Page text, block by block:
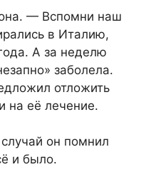
— Вспомни наш
в Италию,
А за неделю
заболела.
отложить
на её лечение.
он помнил
и было.